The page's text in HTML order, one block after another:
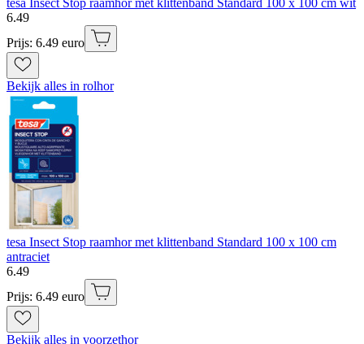
6.49
Prijs: 6.49 euro
Bekijk alles in rolhor
tesa Insect Stop raamhor met klittenband Standard 100 x 100 cm
antraciet
6.49
Prijs: 6.49 euro
Bekijk alles in voorzethor